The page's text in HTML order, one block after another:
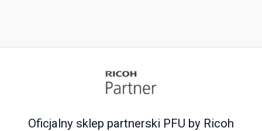
Oficjalny sklep partnerski PFU by Ricoh